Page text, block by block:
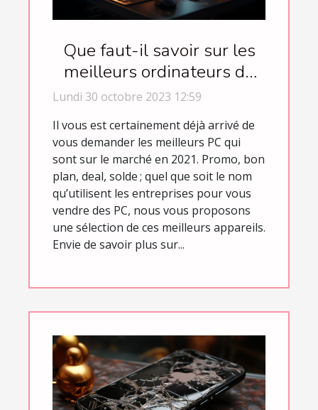
Que faut-il savoir sur les
meilleurs ordinateurs de
l’année 2021 ?
Lundi 30 octobre 2023 12:59
Il vous est certainement déjà arrivé de
vous demander les meilleurs PC qui
sont sur le marché en 2021. Promo, bon
plan, deal, solde ; quel que soit le nom
qu’utilisent les entreprises pour vous
vendre des PC, nous vous proposons
une sélection de ces meilleurs appareils.
Envie de savoir plus sur...